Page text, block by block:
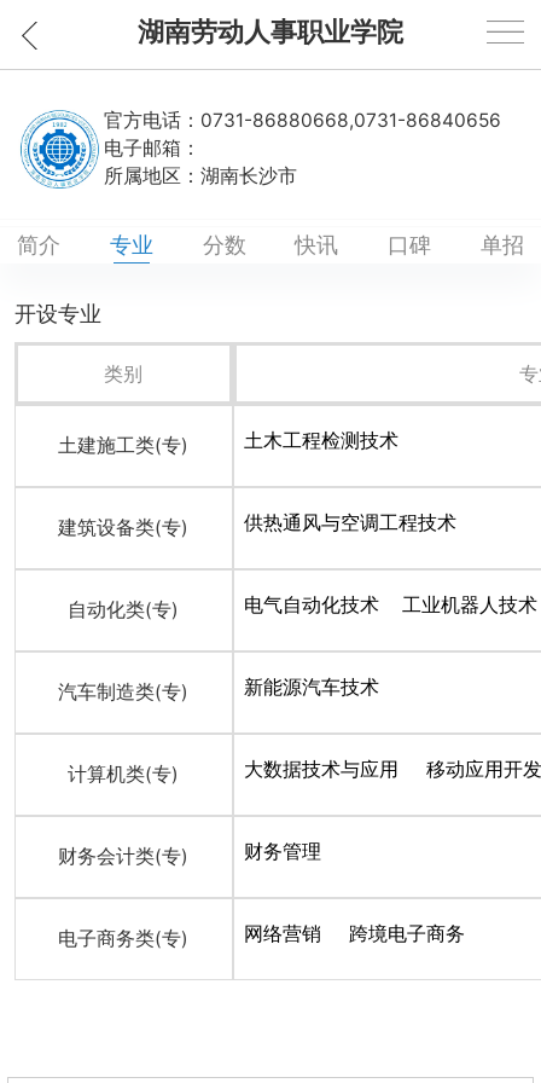
湖南劳动人事职业学院
官方电话： 0731-86880668,0731-86840656
电子邮箱：
所属地区： 湖南长沙市
简介 专业 分数 快讯 口碑 单招
开设专业
类别
土建施工类(专) 土木工程检测技术
建筑设备类(专) 供热通风与空调工程技术
自动化类(专) 电气自动化技术 工业机器人技术
汽车制造类(专) 新能源汽车技术
计算机类(专) 大数据技术与应用 移动应用开发
财务会计类(专) 财务管理
电子商务类(专) 网络营销 跨境电子商务